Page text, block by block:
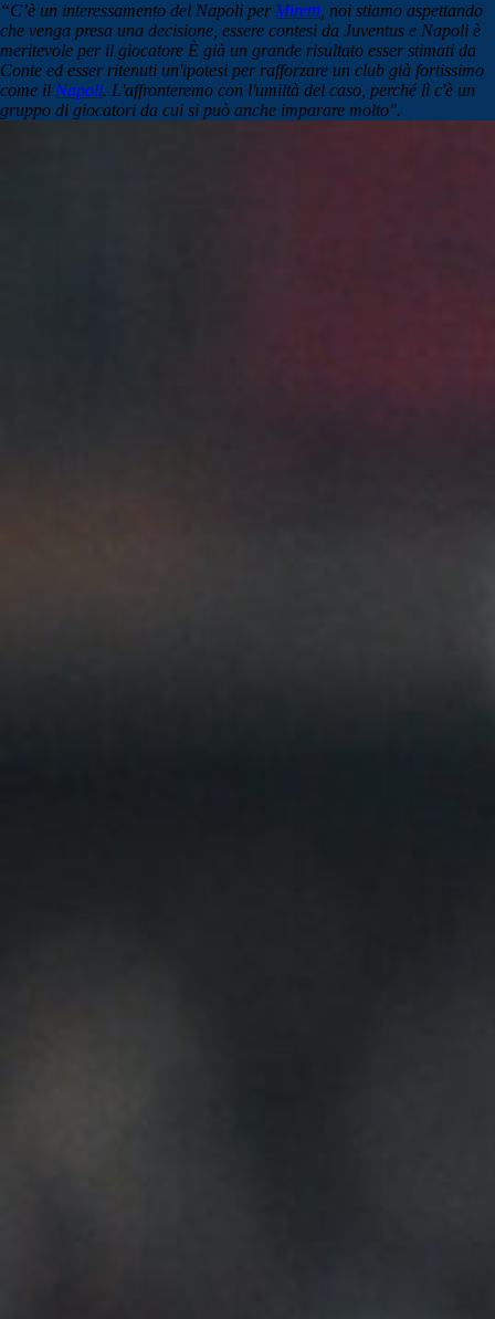
“C’è un interessamento del Napoli per Miretti , noi stiamo aspettando
che venga presa una decisione, essere contesi da Juventus e Napoli è
meritevole per il giocatore È già un grande risultato esser stimati da
Conte ed esser ritenuti un'ipotesi per rafforzare un club già fortissimo
come il Napoli. L'affronteremo con l'umiltà del caso, perché lì c'è un
gruppo di giocatori da cui si può anche imparare molto".